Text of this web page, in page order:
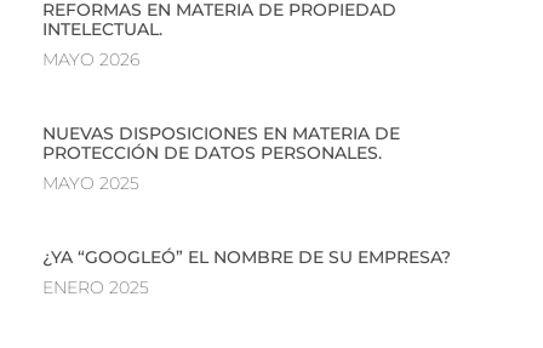
REFORMAS EN MATERIA DE PROPIEDAD
INTELECTUAL.
MAYO 2026
NUEVAS DISPOSICIONES EN MATERIA DE
PROTECCIÓN DE DATOS PERSONALES.
MAYO 2025
¿YA “GOOGLEÓ” EL NOMBRE DE SU EMPRESA?
ENERO 2025